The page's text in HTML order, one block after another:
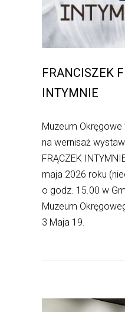
FRANCISZEK
INTYMNIE
Muzeum
na wernisaż
FRĄCZEK
maja 2026 roku
o godz. 15.00 w
Muzeum
3 Maja 19.